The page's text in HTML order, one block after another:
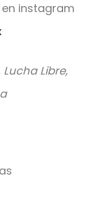
en instagram
Libre,